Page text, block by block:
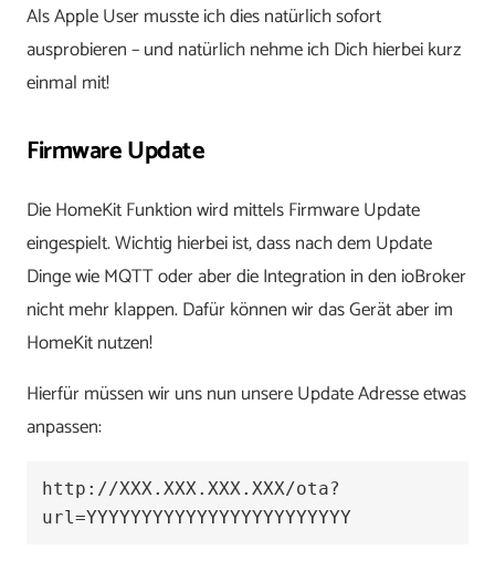
Als Apple User musste ich dies natürlich sofort
ausprobieren – und natürlich nehme ich Dich hierbei kurz
einmal mit!
Firmware Update
Die HomeKit Funktion wird mittels Firmware Update
eingespielt. Wichtig hierbei ist, dass nach dem Update
Dinge wie MQTT oder aber die Integration in den ioBroker
nicht mehr klappen. Dafür können wir das Gerät aber im
HomeKit nutzen!
Hierfür müssen wir uns nun unsere Update Adresse etwas
anpassen:
http://XXX.XXX.XXX.XXX/ota?
url=YYYYYYYYYYYYYYYYYYYYYYYY